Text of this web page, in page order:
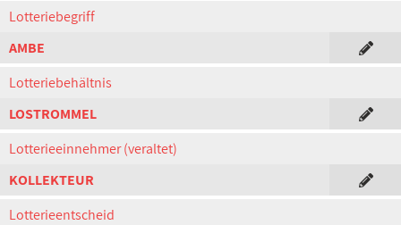
Lotteriebegriff
AMBE
Lotteriebehältnis
LOSTROMMEL
Lotterieeinnehmer (veraltet)
KOLLEKTEUR
Lotterieentscheid